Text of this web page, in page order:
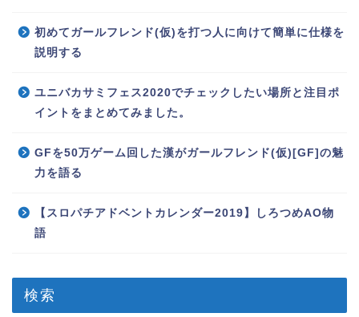
初めてガールフレンド(仮)を打つ人に向けて簡単に仕様を
説明する
ユニバカサミフェス2020でチェックしたい場所と注目ポ
イントをまとめてみました。
GFを50万ゲーム回した漢がガールフレンド(仮)[GF]の魅
力を語る
【スロパチアドベントカレンダー2019】しろつめAO物
語
検索